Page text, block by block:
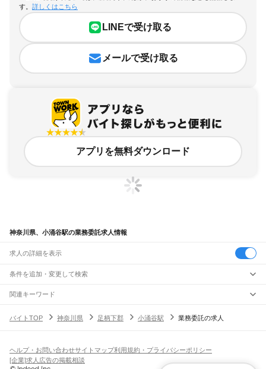
す。 詳しくはこちら
LINEで受け取る
メールで受け取る
アプリを無料ダウンロード
神奈川県、小涌谷駅の業務委託求人情報
求人の詳細を表示
条件を追加・変更して検索
市区町村を追加・変更
神奈川県
すべて
旭区緑区瀬谷区栄区 泉区 青葉区 都筑区
川崎市すべて
駅を追加・変更
川崎駅 横浜駅戸塚駅 大船駅 藤沢駅辻堂駅茅ケ崎駅 平塚駅 大磯駅
鴨宮駅小田原駅早川駅根府川駅真鶴駅湯河原駅
飲食・フードサービス
飲食・フードサービス
特徴を追加・変更
関連キーワード
バイトTOP
神奈川県 足柄下郡 小涌谷駅 業務委託の求人
ヘルプ・お問い合わせサイトマップ利用規約・プライバシーポリシー
[企業]求人広告の掲載相談